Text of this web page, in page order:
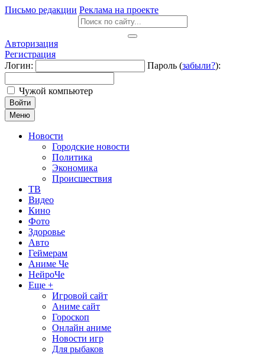
Письмо редакции Реклама на проекте
Авторизация
Регистрация
Логин:
Пароль (забыли?):
Чужой компьютер
Войти
Меню
Новости
Городские новости
Политика
Экономика
Происшествия
ТВ
Видео
Кино
Фото
Здоровье
Авто
Геймерам
Аниме Че
НейроЧе
Еще +
Игровой сайт
Аниме сайт
Гороскоп
Онлайн аниме
Новости игр
Для рыбаков